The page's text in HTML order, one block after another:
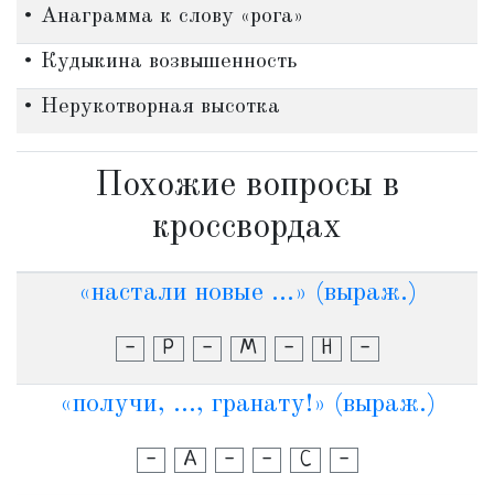
• Анаграмма к слову «рога»
• Кудыкина возвышенность
• Нерукотворная высотка
Похожие вопросы в
кроссвордах
«настали новые ...» (выраж.)
- Р - М - Н -
«получи, ..., гранату!» (выраж.)
- А - - С -